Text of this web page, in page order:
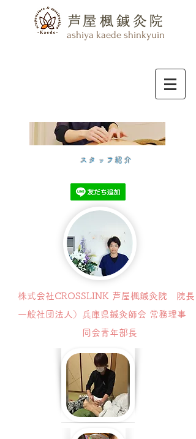
​ashiya kaede shinkyuin
スタッフ紹介
株式会社CROSSLINK 芦屋楓鍼灸院 院長
一般社団法人）兵庫県鍼灸師会 常務理事
同会青年部長